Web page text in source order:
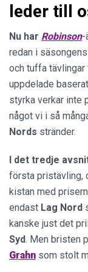
leder till
Nu har Robinson-
redan i
och tuffa tävlingar
uppdelade
styrka verkar inte
något vi i så
Nords stränder.
I det tredje
första pristävling,
kistan med
endast Lag Nord
kanske just det
Syd. Men bristen
Grahn som stolt